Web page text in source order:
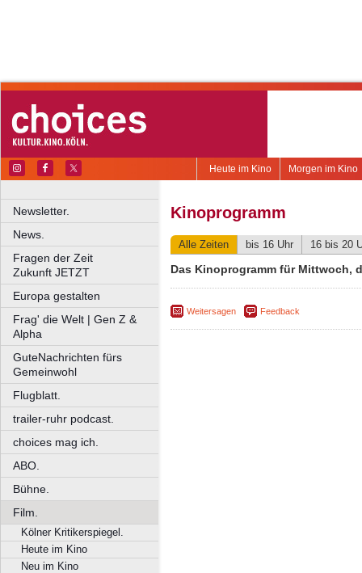
Morgen im Kino
Heute im Kino
Newsletter.
News.
Fragen der Zeit
Zukunft JETZT
Europa gestalten
Frag' die Welt | Gen Z &
Alpha
GuteNachrichten fürs
Gemeinwohl
Flugblatt.
trailer-ruhr podcast.
choices mag ich.
ABO.
Bühne.
Film.
Kölner Kritikerspiegel.
Heute im Kino
Neu im Kino
Kinoprogramm
Alle Zeiten bis 16 Uhr 16 bis 20
Das Kinoprogramm für Mittwoch,
Weitersagen Feedback